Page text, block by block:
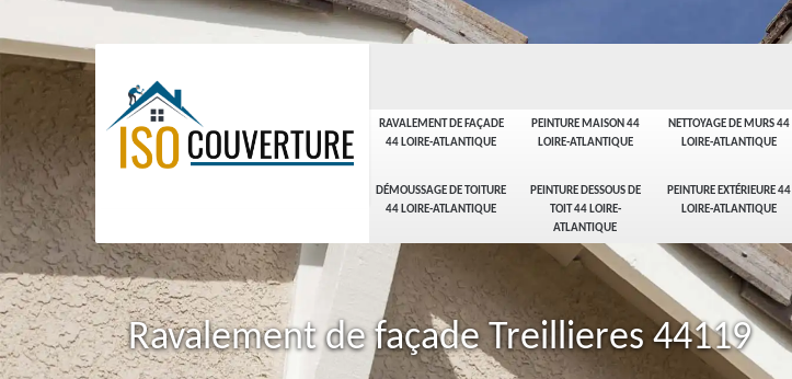
RAVALEMENT DE FAÇADE
44 LOIRE-ATLANTIQUE
PEINTURE MAISON 44
LOIRE-ATLANTIQUE
NETTOYAGE DE MURS 44
LOIRE-ATLANTIQUE
DÉMOUSSAGE DE TOITURE
44 LOIRE-ATLANTIQUE
PEINTURE DESSOUS DE
TOIT 44 LOIRE-
ATLANTIQUE
PEINTURE EXTÉRIEURE 44
LOIRE-ATLANTIQUE
Ravalement de façade Treillieres 44119